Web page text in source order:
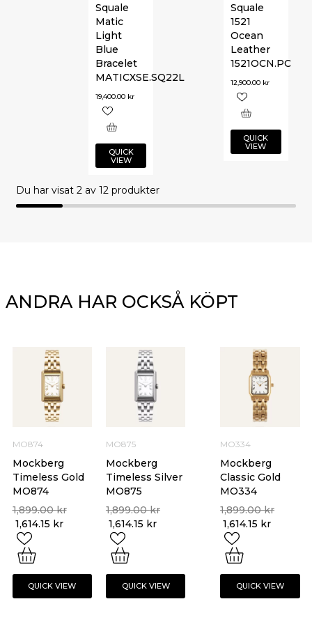
Squale
Matic
Light
Blue
Bracelet
MATICXSE.SQ22L
19,400.00 kr
QUICK
VIEW
Squale
1521
Ocean
Leather
1521OCN.PC
12,900.00 kr
QUICK
VIEW
Du har visat 2av 12 produkter
ANDRA HAR OCKSÅ KÖPT
MO874
Mockberg
Timeless Gold
MO874
1,899.00kr
1,614.15 kr
QUICK VIEW
MO334
Mockberg
Classic Gold
MO334
1,899.00kr
1,614.15 kr
QUICK VIEW
MO875
Mockberg
Timeless Silver
MO875
1,899.00kr
1,614.15 kr
QUICK VIEW